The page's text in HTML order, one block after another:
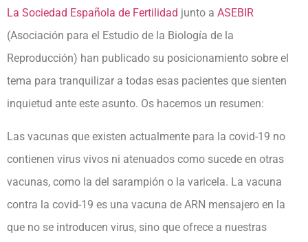
La Sociedad Española de Fertilidad junto a ASEBIR
(Asociación para el Estudio de la Biología de la
Reproducción) han publicado su posicionamiento sobre el
tema para tranquilizar a todas esas pacientes que sienten
inquietud ante este asunto. Os hacemos un resumen:
Las vacunas que existen actualmente para la covid-19 no
contienen virus vivos ni atenuados como sucede en otras
vacunas, como la del sarampión o la varicela. La vacuna
contra la covid-19 es una vacuna de ARN mensajero en la
que no se introducen virus, sino que ofrece a nuestras